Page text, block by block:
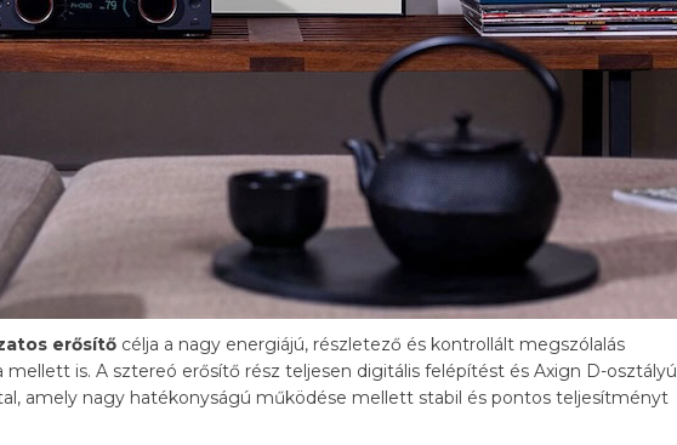
erősítő célja a nagy energiájú, részletező és kontrollált megszólalás
is. A sztereó erősítő rész teljesen digitális felépítést és Axign D-osztályú
amely nagy hatékonyságú működése mellett stabil és pontos teljesítményt